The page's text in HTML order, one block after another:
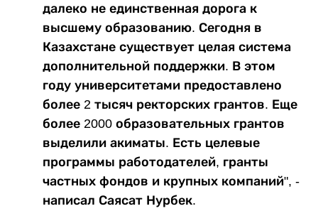
далеко не единственная дорога к
высшему образованию. Сегодня в
Казахстане существует целая система
дополнительной поддержки. В этом
году университетами предоставлено
более 2 тысяч ректорских грантов. Еще
более 2000 образовательных грантов
выделили акиматы. Есть целевые
программы работодателей, гранты
частных фондов и крупных компаний", -
написал Саясат Нурбек.